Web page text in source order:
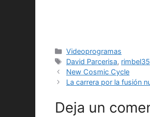
Categorías
Videoprogramas
Etiquetas
David Parcerisa, rimbel35
New Cosmic Cycle
La carrera por la fusión
Deja un